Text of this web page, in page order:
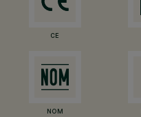
CE
NOM